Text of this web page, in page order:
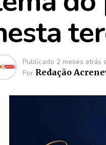
Publicado 2 meses atrás
Por Redação